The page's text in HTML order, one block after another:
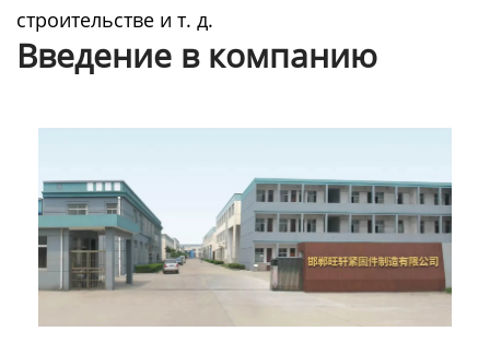
строительстве и т. д.
Введение в компанию